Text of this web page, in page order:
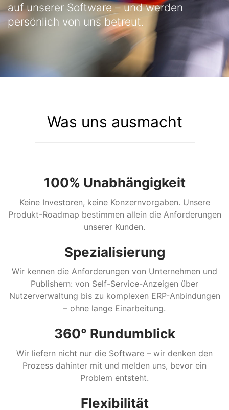
auf unserer Software – und werden
persönlich von uns betreut.
Was uns ausmacht
100% Unabhängigkeit
Keine Investoren, keine Konzernvorgaben. Unsere
Produkt-Roadmap bestimmen allein die Anforderungen
unserer Kunden.
Spezialisierung
Wir kennen die Anforderungen von Unternehmen und
Publishern: von Self-Service-Anzeigen über
Nutzerverwaltung bis zu komplexen ERP-Anbindungen
– ohne lange Einarbeitung.
360° Rundumblick
Wir liefern nicht nur die Software – wir denken den
Prozess dahinter mit und melden uns, bevor ein
Problem entsteht.
Flexibilität